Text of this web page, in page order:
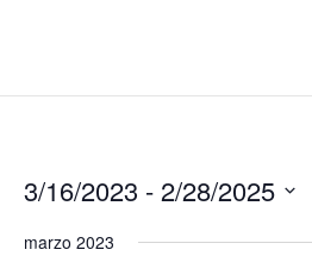
3/16/2023 - 2/28/2025
date.
marzo 2023